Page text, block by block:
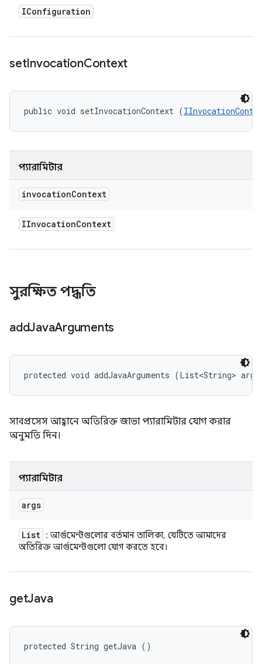
IConfiguration
setInvocationContext
public void setInvocationContext (
প্যারামিটার
invocationContext
IInvocationContext
সুরক্ষিত পদ্ধতি
addJavaArguments
protected void addJavaArguments (List<String>
সাবপ্রসেস আহ্বানে অতিরিক্ত জাভা প্যারামিটার যোগ করার
অনুমতি দিন।
প্যারামিটার
args
List : আর্গুমেন্টগুলোর বর্তমান তালিকা, যেটিতে আমাদের
অতিরিক্ত আর্গুমেন্টগুলো যোগ করতে হবে।
getJava
protected String getJava ()